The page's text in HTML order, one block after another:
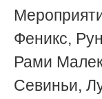
Феникс,
Рами
Севиньи,